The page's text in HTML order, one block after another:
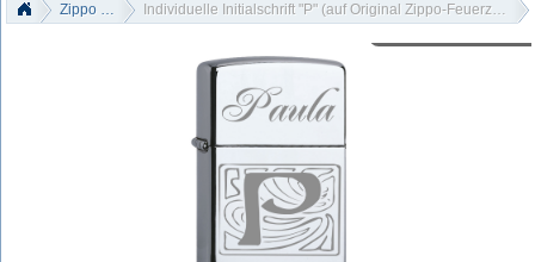
Zippo - Gravur Individuelle Initialschrift "P" (auf Original Zippo-Feuerzeug Chrome high polished)